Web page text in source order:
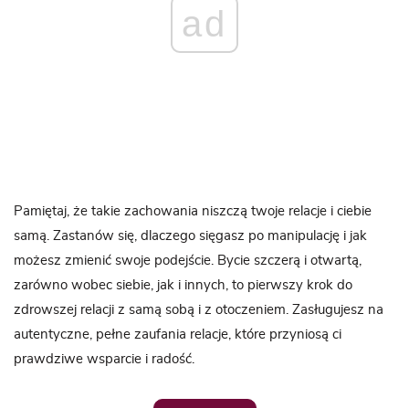
ad
Pamiętaj, że takie zachowania niszczą twoje relacje i ciebie
samą. Zastanów się, dlaczego sięgasz po manipulację i jak
możesz zmienić swoje podejście. Bycie szczerą i otwartą,
zarówno wobec siebie, jak i innych, to pierwszy krok do
zdrowszej relacji z samą sobą i z otoczeniem. Zasługujesz na
autentyczne, pełne zaufania relacje, które przyniosą ci
prawdziwe wsparcie i radość.